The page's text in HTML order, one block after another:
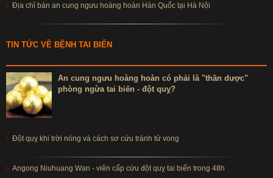
Địa chỉ bán an cung ngưu hoàng hoàn Hàn Quốc tại Hà Nội
TIN TỨC VỀ BỆNH TAI BIẾN
An cung ngưu hoàng hoàn có phải là "thần dược"
phòng ngừa tai biến - đột quỵ?
Đột quỵ khi trời nóng và cách sơ cứu tránh tử vong
Angong Niuhuang Wan - viên cấp cứu đột quỵ tai biến trong 48h